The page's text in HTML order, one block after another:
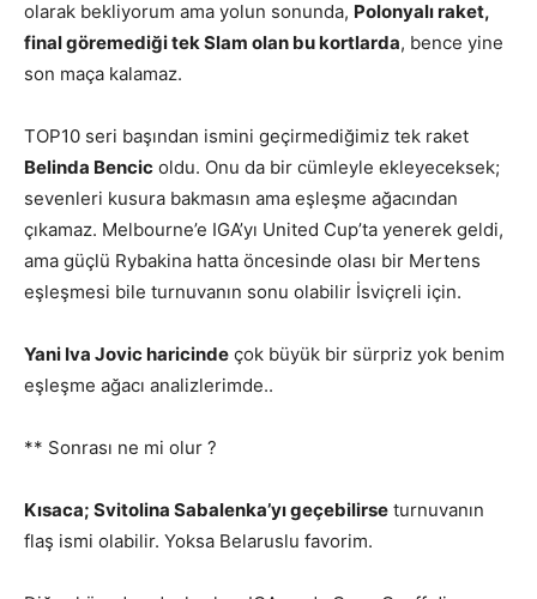
olarak bekliyorum ama yolun sonunda, Polonyalı raket,
final göremediği tek Slam olan bu kortlarda, bence yine
son maça kalamaz.
TOP10 seri başından ismini geçirmediğimiz tek raket
Belinda Bencic oldu. Onu da bir cümleyle ekleyeceksek;
sevenleri kusura bakmasın ama eşleşme ağacından
çıkamaz. Melbourne’e IGA’yı United Cup’ta yenerek geldi,
ama güçlü Rybakina hatta öncesinde olası bir Mertens
eşleşmesi bile turnuvanın sonu olabilir İsviçreli için.
Yani Iva Jovic haricinde çok büyük bir sürpriz yok benim
eşleşme ağacı analizlerimde..
** Sonrası ne mi olur ?
Kısaca; Svitolina Sabalenka’yı geçebilirse turnuvanın
flaş ismi olabilir. Yoksa Belaruslu favorim.